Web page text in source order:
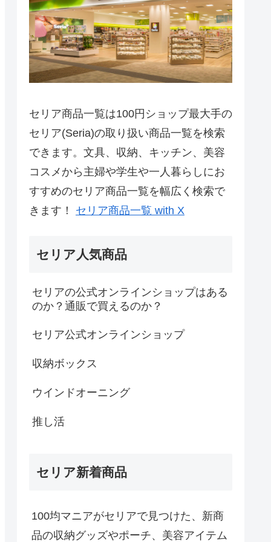
セリア商品一覧は100円ショップ最大手の
セリア(Seria)の取り扱い商品一覧を検索
できます。文具、収納、キッチン、美容
コスメから主婦や学生や一人暮らしにお
すすめのセリア商品一覧を幅広く検索で
きます！ セリア商品一覧 with X
セリア人気商品
セリアの公式オンラインショップはある
のか？通販で買えるのか？
セリア公式オンラインショップ
収納ボックス
ウインドオーニング
推し活
セリア新着商品
100均マニアがセリアで見つけた、新商
品の収納グッズやポーチ、美容アイテム